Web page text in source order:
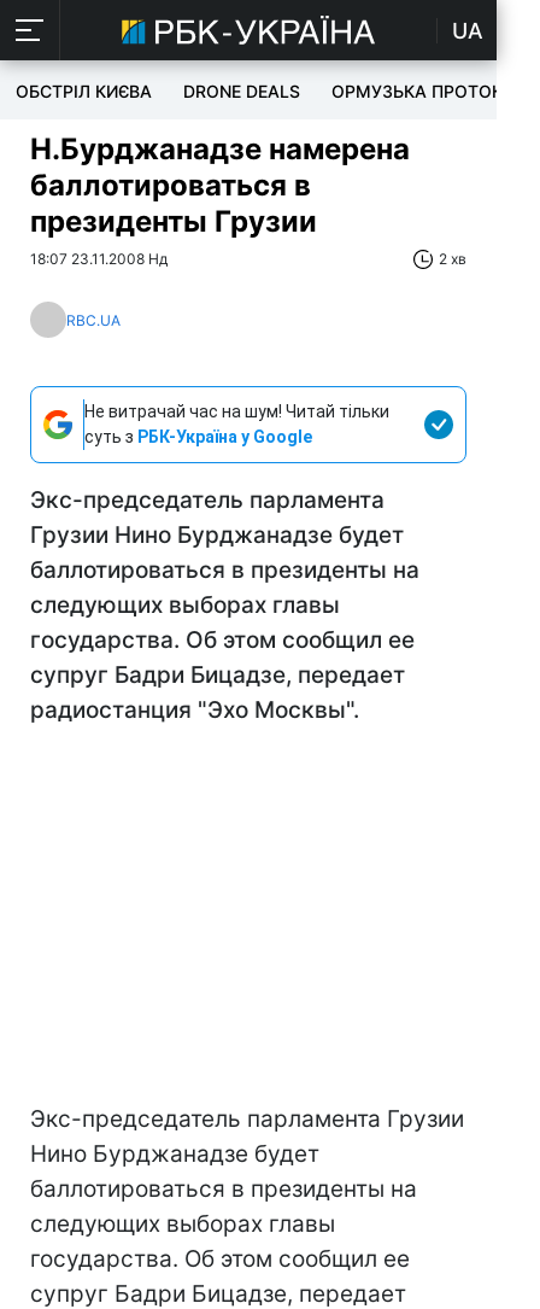
UA
ОБСТРІЛ КИЄВА DRONE DEALS ОРМУЗЬКА ПРОТОКА
Н.Бурджанадзе намерена
баллотироваться в
президенты Грузии
18:07 23.11.2008 Нд 2 хв
RBC.UA
Не витрачай час на шум! Читай тільки
суть з РБК-Україна у Google
Экс-председатель парламента
Грузии Нино Бурджанадзе будет
баллотироваться в президенты на
следующих выборах главы
государства. Об этом сообщил ее
супруг Бадри Бицадзе, передает
радиостанция "Эхо Москвы".
Экс-председатель парламента Грузии
Нино Бурджанадзе будет
баллотироваться в президенты на
следующих выборах главы
государства. Об этом сообщил ее
супруг Бадри Бицадзе, передает